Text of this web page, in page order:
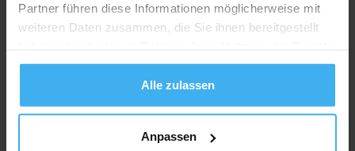
Partner führen diese Informationen möglicherweise mit
weiteren Daten zusammen, die Sie ihnen bereitgestellt
gesammelt haben.
Alle zulassen
Anpassen